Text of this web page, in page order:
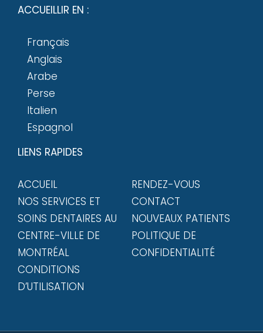
ACCUEILLIR EN :
Français
Anglais
Arabe
Perse
Italien
Espagnol
LIENS RAPIDES
ACCUEIL
RENDEZ-VOUS
NOS SERVICES ET
SOINS DENTAIRES AU
CENTRE-VILLE DE
MONTRÉAL
CONTACT
NOUVEAUX PATIENTS
POLITIQUE DE
CONFIDENTIALITÉ
CONDITIONS
D’UTILISATION